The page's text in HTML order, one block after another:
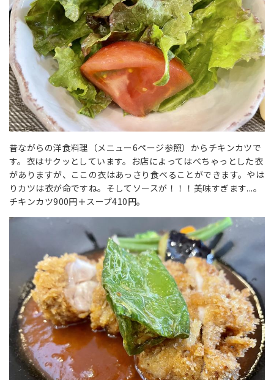
昔ながらの洋食料理（メニュー6ページ参照）からチキンカツで
す。衣はサクッとしています。お店によってはべちゃっとした衣
がありますが、ここの衣はあっさり食べることができます。やは
りカツは衣が命ですね。そしてソースが！！！美味すぎます...。
チキンカツ900円＋スープ410円。